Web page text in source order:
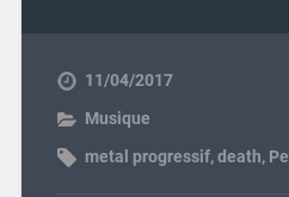
11/04/2017
Musique
metal progressif,death,